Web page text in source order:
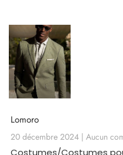
Lomoro
20 décembre 2024 Aucun
Costumes/Costumes